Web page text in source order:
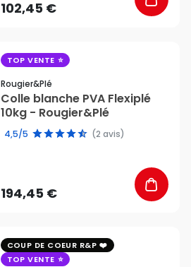
102,45 €
TOP VENTE
Rougier&plé
Colle blanche PVA Flexiplé
10kg - Rougier&Plé
4,5/5 (2 avis)
194,45 €
COUP DE COEUR R&P
TOP VENTE